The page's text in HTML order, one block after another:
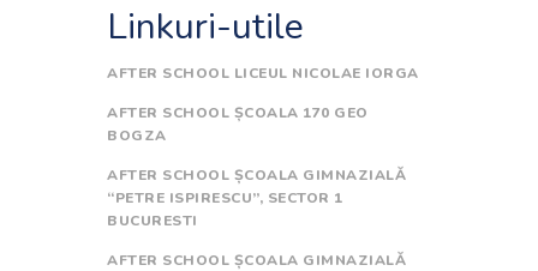
Linkuri-utile
AFTER SCHOOL LICEUL NICOLAE IORGA
AFTER SCHOOL ȘCOALA 170 GEO
BOGZA
AFTER SCHOOL ȘCOALA GIMNAZIALĂ
“PETRE ISPIRESCU”, SECTOR 1
BUCURESTI
AFTER SCHOOL ȘCOALA GIMNAZIALĂ